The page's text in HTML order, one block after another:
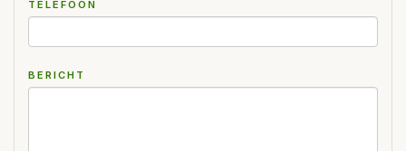
TELEFOON
BERICHT